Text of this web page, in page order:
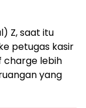
Z, saat itu
petugas kasir
charge lebih
yang